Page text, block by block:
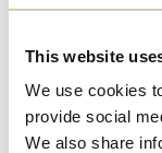
This website
We use cookies
provide social
We also share
Nya RTI-
tillgängliga.
Leverans